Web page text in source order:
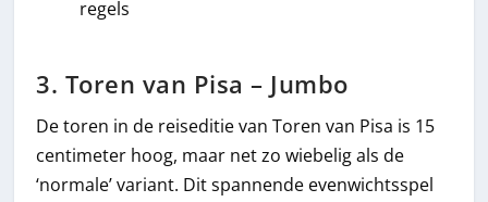
regels
3. Toren van Pisa – Jumbo
De toren in de reiseditie van Toren van Pisa is 15
centimeter hoog, maar net zo wiebelig als de
‘normale’ variant. Dit spannende evenwichtsspel